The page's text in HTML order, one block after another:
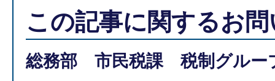
この記事に関するお
総務部 市民税課 税制グルー